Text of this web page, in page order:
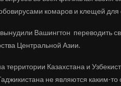
комаров и клещей для
Вашингтон переводить
Центральной Азии.
территории Казахстана и
не являются каким-